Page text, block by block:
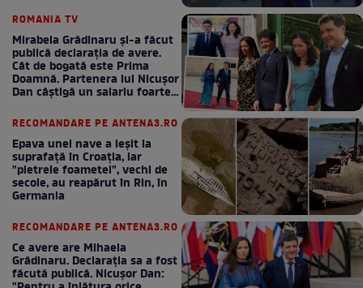
ROMANIA TV
Mirabela Grădinaru și-a făcut
publică declarația de avere.
Cât de bogată este Prima
Doamnă. Partenera lui Nicușor
Dan câștigă un salariu foarte
RECOMANDARE PE ANTENA3.RO
Epava unei nave a ieșit la
suprafață în Croația, iar
"pietrele foametei", vechi de
secole, au reapărut în Rin, în
Germania
RECOMANDARE PE ANTENA3.RO
Ce avere are Mihaela
Grădinaru. Declarația sa a fost
făcută publică. Nicușor Dan: